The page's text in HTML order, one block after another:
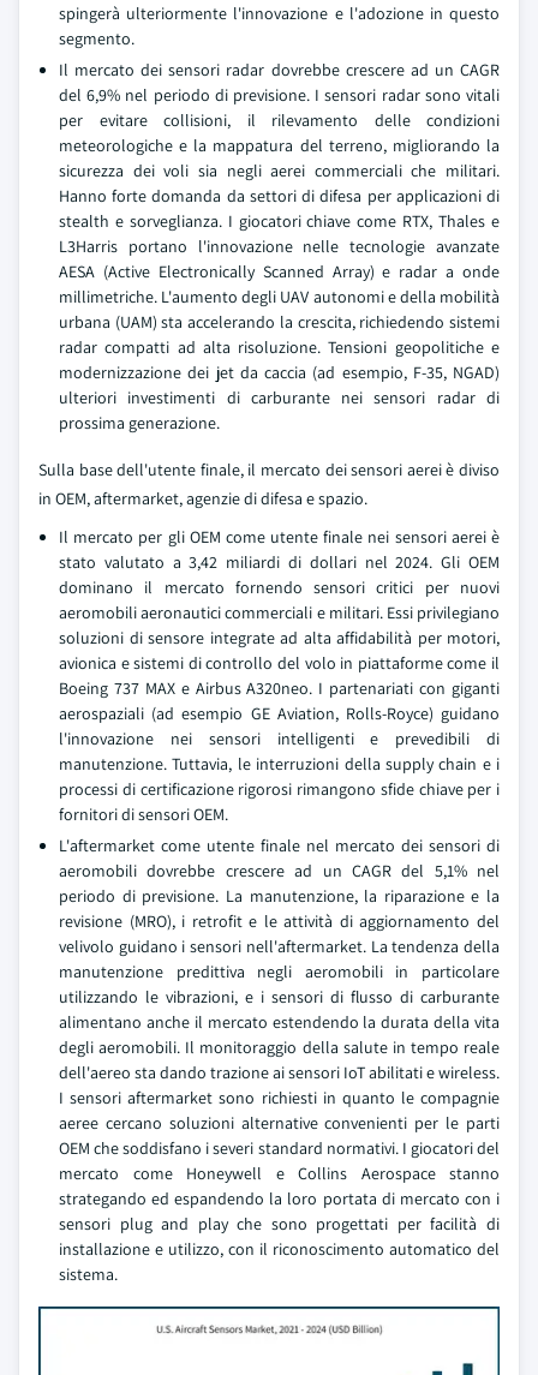
spingerà ulteriormente l'innovazione e l'adozione in questo
segmento.
Il mercato dei sensori radar dovrebbe crescere ad un CAGR
del 6,9% nel periodo di previsione. I sensori radar sono vitali
per evitare collisioni, il rilevamento delle condizioni
meteorologiche e la mappatura del terreno, migliorando la
sicurezza dei voli sia negli aerei commerciali che militari.
Hanno forte domanda da settori di difesa per applicazioni di
stealth e sorveglianza. I giocatori chiave come RTX, Thales e
L3Harris portano l'innovazione nelle tecnologie avanzate
AESA (Active Electronically Scanned Array) e radar a onde
millimetriche. L'aumento degli UAV autonomi e della mobilità
urbana (UAM) sta accelerando la crescita, richiedendo sistemi
radar compatti ad alta risoluzione. Tensioni geopolitiche e
modernizzazione dei jet da caccia (ad esempio, F-35, NGAD)
ulteriori investimenti di carburante nei sensori radar di
prossima generazione.
Sulla base dell'utente finale, il mercato dei sensori aerei è diviso
in OEM, aftermarket, agenzie di difesa e spazio.
Il mercato per gli OEM come utente finale nei sensori aerei è
stato valutato a 3,42 miliardi di dollari nel 2024. Gli OEM
dominano il mercato fornendo sensori critici per nuovi
aeromobili aeronautici commerciali e militari. Essi privilegiano
soluzioni di sensore integrate ad alta affidabilità per motori,
avionica e sistemi di controllo del volo in piattaforme come il
Boeing 737 MAX e Airbus A320neo. I partenariati con giganti
aerospaziali (ad esempio GE Aviation, Rolls-Royce) guidano
l'innovazione nei sensori intelligenti e prevedibili di
manutenzione. Tuttavia, le interruzioni della supply chain e i
processi di certificazione rigorosi rimangono sfide chiave per i
fornitori di sensori OEM.
L'aftermarket come utente finale nel mercato dei sensori di
aeromobili dovrebbe crescere ad un CAGR del 5,1% nel
periodo di previsione. La manutenzione, la riparazione e la
revisione (MRO), i retrofit e le attività di aggiornamento del
velivolo guidano i sensori nell'aftermarket. La tendenza della
manutenzione predittiva negli aeromobili in particolare
utilizzando le vibrazioni, e i sensori di flusso di carburante
alimentano anche il mercato estendendo la durata della vita
degli aeromobili. Il monitoraggio della salute in tempo reale
dell'aereo sta dando trazione ai sensori IoT abilitati e wireless.
I sensori aftermarket sono richiesti in quanto le compagnie
aeree cercano soluzioni alternative convenienti per le parti
OEM che soddisfano i severi standard normativi. I giocatori del
mercato come Honeywell e Collins Aerospace stanno
strategando ed espandendo la loro portata di mercato con i
sensori plug and play che sono progettati per facilità di
installazione e utilizzo, con il riconoscimento automatico del
sistema.